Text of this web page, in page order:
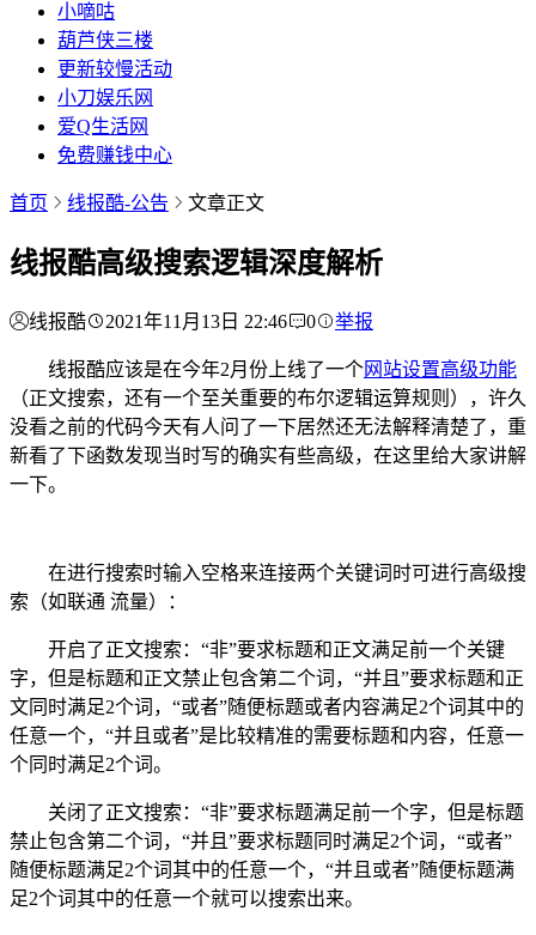
小嘀咕
葫芦侠三楼
更新较慢活动
小刀娱乐网
爱Q生活网
免费赚钱中心
首页 线报酷-公告 文章正文
线报酷高级搜索逻辑深度解析
线报酷 2021年11月13日 22:46 0 举报
线报酷应该是在今年2月份上线了一个网站设置高级功能
（正文搜索，还有一个至关重要的布尔逻辑运算规则），许久
没看之前的代码今天有人问了一下居然还无法解释清楚了，重
新看了下函数发现当时写的确实有些高级，在这里给大家讲解
一下。
在进行搜索时输入空格来连接两个关键词时可进行高级搜
索（如联通 流量）：
开启了正文搜索： “非”要求标题和正文满足前一个关键
字，但是标题和正文禁止包含第二个词， “并且”要求标题和正
文同时满足2个词，“或者”随便标题或者内容满足2个词其中的
任意一个， “并且或者”是比较精准的需要标题和内容，任意一
个同时满足2个词。
关闭了正文搜索： “非”要求标题满足前一个字，但是标题
禁止包含第二个词， “并且”要求标题同时满足2个词，“或者”
随便标题满足2个词其中的任意一个， “并且或者”随便标题满
足2个词其中的任意一个就可以搜索出来。